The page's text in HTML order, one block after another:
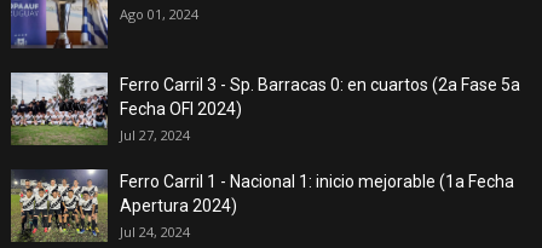
Ago 01, 2024
Ferro Carril 3 - Sp. Barracas 0: en cuartos (2a Fase 5a
Fecha OFI 2024)
Jul 27, 2024
Ferro Carril 1 - Nacional 1: inicio mejorable (1a Fecha
Apertura 2024)
Jul 24, 2024